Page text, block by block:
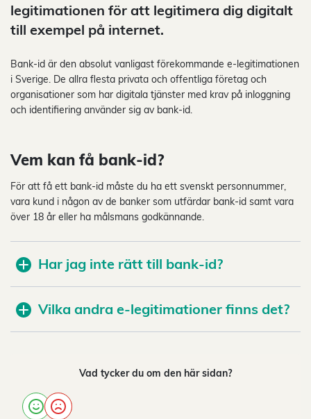
legitimationen för att legitimera dig digitalt
till exempel på internet.
Bank-id är den absolut vanligast förekommande e-legitimationen
i Sverige. De allra flesta privata och offentliga företag och
organisationer som har digitala tjänster med krav på inloggning
och identifiering använder sig av bank-id.
Vem kan få bank-id?
För att få ett bank-id måste du ha ett svenskt personnummer,
vara kund i någon av de banker som utfärdar bank-id samt vara
över 18 år eller ha målsmans godkännande.
Har jag inte rätt till bank-id?
Vilka andra e-legitimationer finns det?
Vad tycker du om den här sidan?